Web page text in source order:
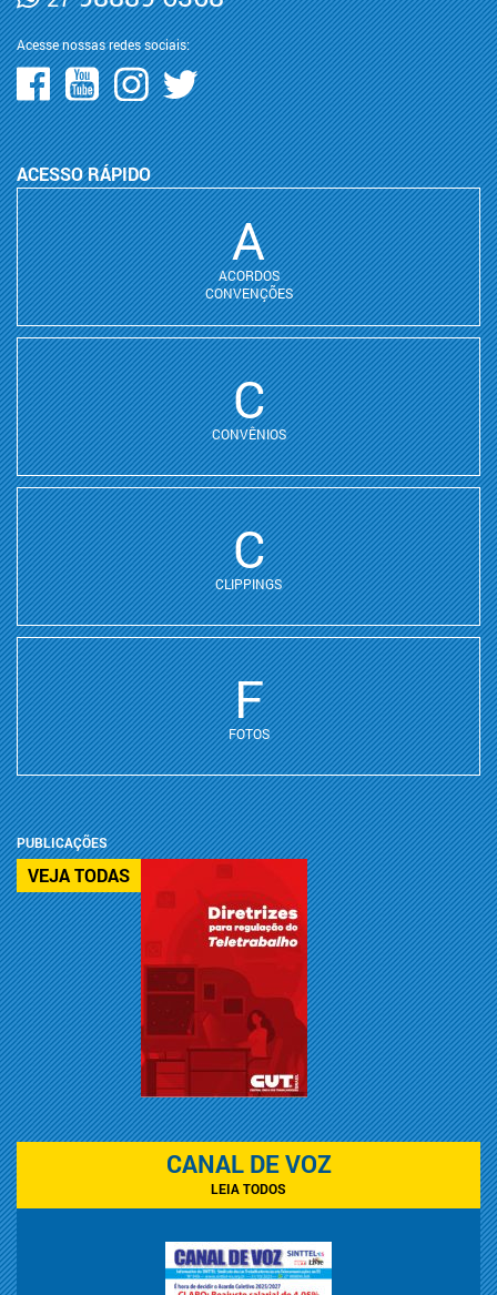
Acesse nossas redes sociais:
ACESSO RÁPIDO
A
ACORDOS
CONVENÇÕES
C
CONVÊNIOS
C
CLIPPINGS
F
FOTOS
PUBLICAÇÕES
VEJA TODAS
CANAL DE VOZ
LEIA TODOS